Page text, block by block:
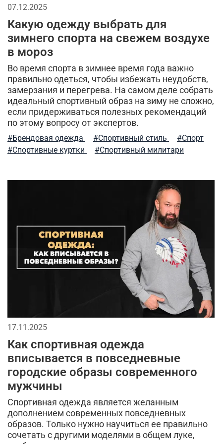
спортивные брюки камуфляж легкость ухода
куртка-бомбер
туристический рюкзак куртка на синтепоне
практичная одежда ветровка милитари
пуховые жилеты шапка-ушанка
бесшовное мужское термобелье балаклава
дизайнерские вещи
утепленные жилеты аляска куртка
мужская одежда утепленная куртка
летний стиль
зима лонгслив
стильные шорты
бесшовное женское термобелье
осенняя мужская одежда трикотажные брюки
мужской стиль
компрессионное термобелье трикотажные шорты
мужская шапка
07.12.2025
Какую одежду выбрать для
зимнего спорта на свежем воздухе
в мороз
Во время спорта в зимнее время года важно
правильно одеться, чтобы избежать неудобств,
замерзания и перегрева. На самом деле собрать
идеальный спортивный образ на зиму не сложно,
если придерживаться полезных рекомендаций
по этому вопросу от экспертов.
#Брендовая одежда #Спортивный стиль
#Спорт
#Спортивные куртки
#Спортивный милитари
17.11.2025
Как спортивная одежда
вписывается в повседневные
городские образы современного
мужчины
Спортивная одежда является желанным
дополнением современных повседневных
образов. Только нужно научиться ее правильно
сочетать с другими моделями в общем луке,